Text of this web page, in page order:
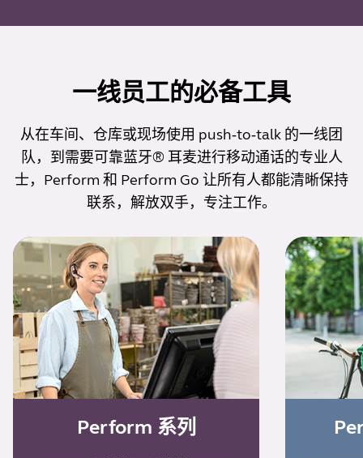
一线员工的必备工具
从在车间、仓库或现场使用 push‑to‑talk 的一线团
队，到需要可靠蓝牙® 耳麦进行移动通话的专业人
士，Perform 和 Perform Go 让所有人都能清晰保持
联系，解放双手，专注工作。
Perform 系列